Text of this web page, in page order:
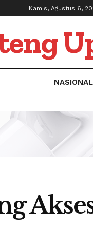
Kamis, Agustus 6,
NASIONAL